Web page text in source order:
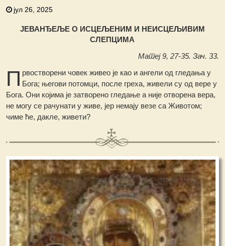
јул 26, 2025
ЈЕВАНЂЕЉЕ О ИСЦЕЉЕНИМ И НЕИСЦЕЉИВИМ
СЛЕПЦИМА
Матеј 9, 27-35. Зач. 33.
П рвостворени човек живео је као и ангели од гледања у
Бога; његови потомци, после греха, живели су од вере у
Бога. Они којима је затворено гледање а није отворена вера,
не могу се рачунати у живе, јер немају везе са Животом;
чиме ће, дакле, живети?